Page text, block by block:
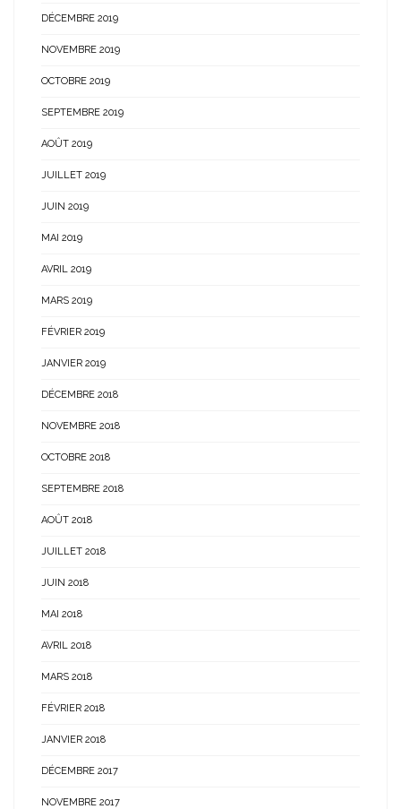
DÉCEMBRE 2019
NOVEMBRE 2019
OCTOBRE 2019
SEPTEMBRE 2019
AOÛT 2019
JUILLET 2019
JUIN 2019
MAI 2019
AVRIL 2019
MARS 2019
FÉVRIER 2019
JANVIER 2019
DÉCEMBRE 2018
NOVEMBRE 2018
OCTOBRE 2018
SEPTEMBRE 2018
AOÛT 2018
JUILLET 2018
JUIN 2018
MAI 2018
AVRIL 2018
MARS 2018
FÉVRIER 2018
JANVIER 2018
DÉCEMBRE 2017
NOVEMBRE 2017